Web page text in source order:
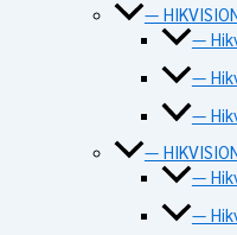
—
—
—
—
—
—
—